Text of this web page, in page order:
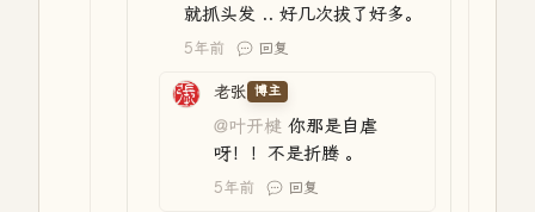
就抓头发 .. 好几次拔了好多。
5年前 回复
老张 博主
@叶开楗 你那是自虐
呀！！不是折腾 。
5年前 回复